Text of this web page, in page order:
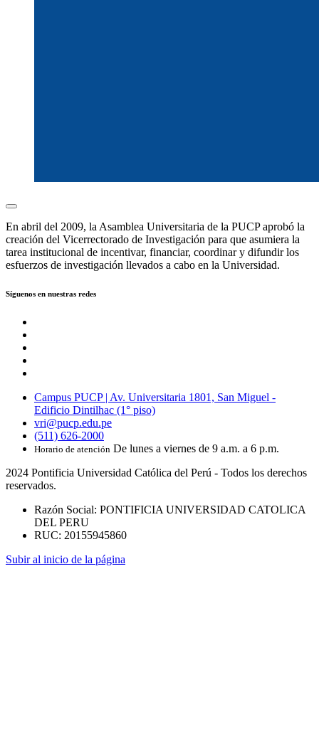
En abril del 2009, la Asamblea Universitaria de la PUCP aprobó la
creación del Vicerrectorado de Investigación para que asumiera la
tarea institucional de incentivar, financiar, coordinar y difundir los
esfuerzos de investigación llevados a cabo en la Universidad.
Síguenos en nuestras redes
Campus PUCP | Av. Universitaria 1801, San Miguel -
Edificio Dintilhac (1° piso)
vri@pucp.edu.pe
(511) 626-2000
Horario de atención De lunes a viernes de 9 a.m. a 6 p.m.
2024 Pontificia Universidad Católica del Perú - Todos los derechos
reservados.
Razón Social: PONTIFICIA UNIVERSIDAD CATOLICA
DEL PERU
RUC: 20155945860
Subir al inicio de la página